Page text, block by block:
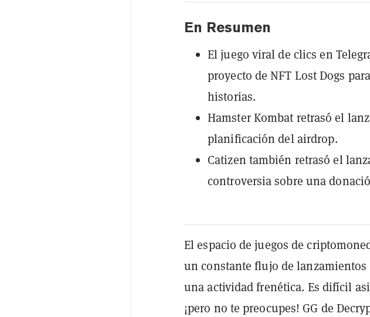
En Resumen
El juego viral de clics en
proyecto de NFT Lost Dogs
historias.
Hamster Kombat retrasó el
planificación del airdrop.
Catizen también retrasó el
controversia sobre una
El espacio de juegos de
un constante flujo de lanzamientos
una actividad frenética. Es difícil
¡pero no te preocupes! GG de